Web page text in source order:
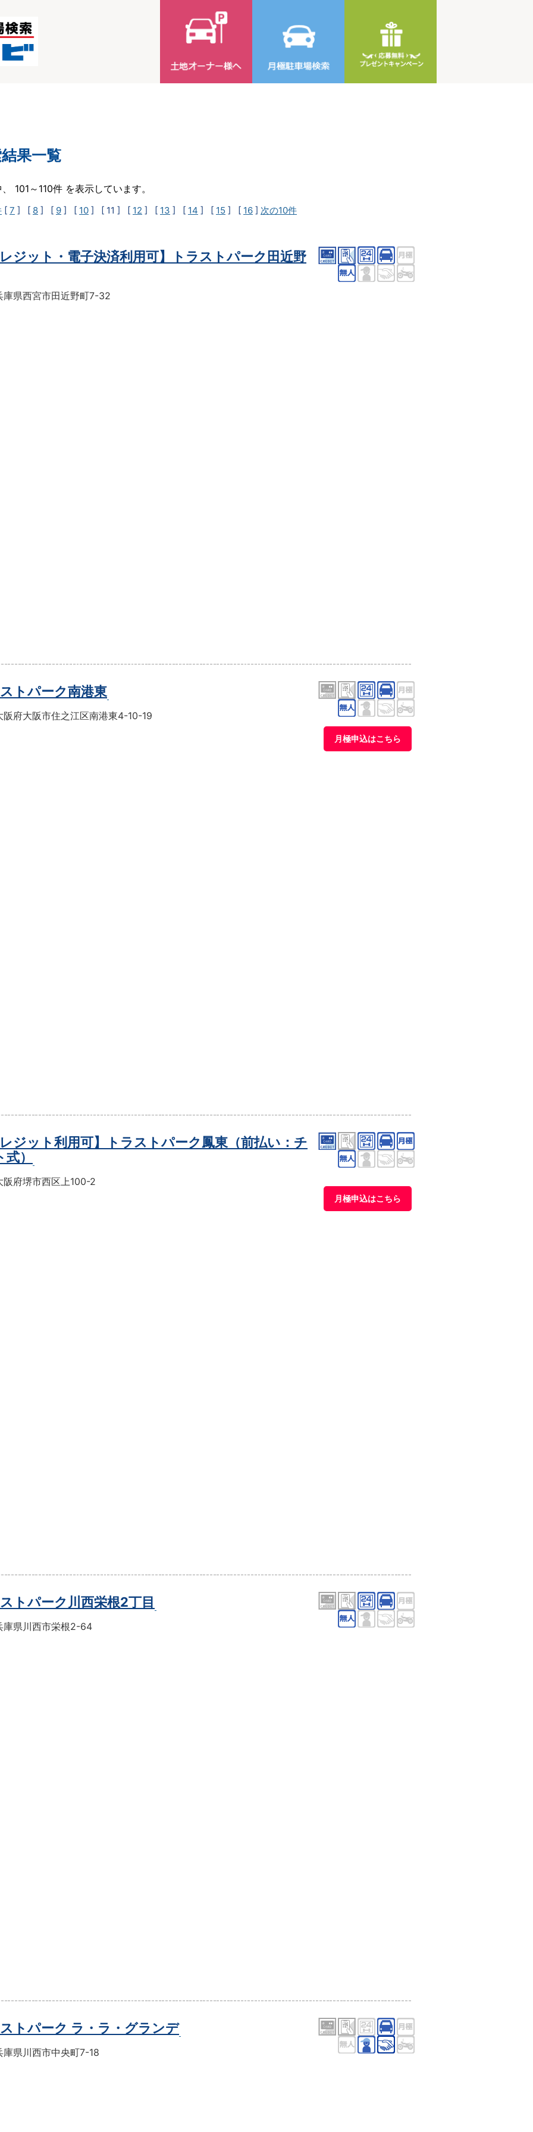
果一覧
101～110件 を表示しています。
[ 7 ] [ 8 ] [ 9 ] [ 10 ] [ 11 ] [ 12 ] [ 13 ] [ 14 ] [ 15 ] [ 16 ] 次の10件
レジット・電子決済利用可】トラストパーク田近野
庫県西宮市田近野町7-32
ストパーク南港東
阪府大阪市住之江区南港東4-10-19
月極申込はこちら
レジット利用可】トラストパーク鳳東（前払い：チ
）
阪府堺市西区上100-2
月極申込はこちら
ストパーク川西栄根2丁目
庫県川西市栄根2-64
ストパーク ラ・ラ・グランデ
庫県川西市中央町7-18